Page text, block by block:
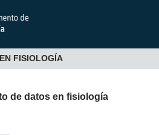
FISIOLOGÍA
de datos en fisiología